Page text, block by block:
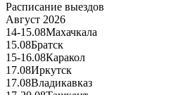
Расписание выездов
Август 2026
14-15.08Махачкала
15.08Братск
15-16.08Каракол
17.08Иркутск
17.08Владикавказ